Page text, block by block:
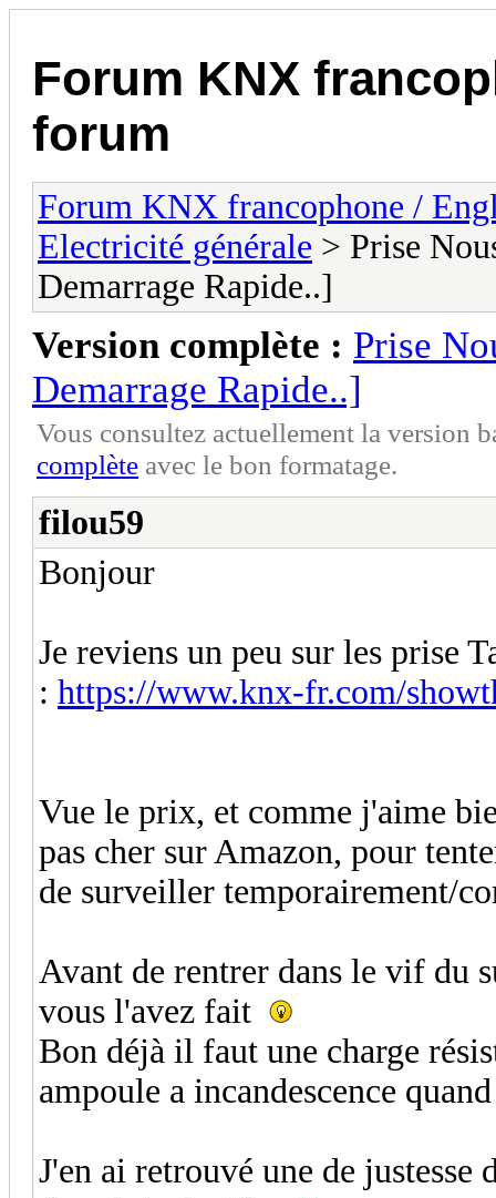
Forum KNX
forum
Forum KNX francophone /
Electricité générale > Prise
Demarrage Rapide..]
Version complète : Prise
Demarrage Rapide..]
Vous consultez actuellement la version
complète avec le bon formatage.
filou59
Bonjour
Je reviens un peu sur les prise
: https://www.knx-fr.com/
Vue le prix, et comme j'aime
pas cher sur Amazon, pour
de surveiller temporairement/
Avant de rentrer dans le vif du
vous l'avez fait
Bon déjà il faut une charge
ampoule a incandescence
J'en ai retrouvé une de justesse